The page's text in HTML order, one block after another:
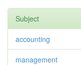
Subject
accounting
management